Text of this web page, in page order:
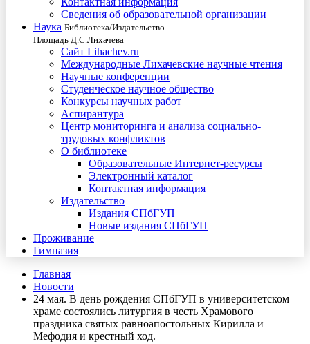
Сведения об образовательной организации
Наука Библиотека/Издательство
Площадь Д.С.Лихачева
Сайт Lihachev.ru
Международные Лихачевские научные чтения
Научные конференции
Студенческое научное общество
Конкурсы научных работ
Аспирантура
Центр мониторинга и анализа социально-
трудовых конфликтов
О библиотеке
Образовательные Интернет-ресурсы
Электронный каталог
Контактная информация
Издательство
Издания СПбГУП
Новые издания СПбГУП
Проживание
Гимназия
Главная
Новости
24 мая. В день рождения СПбГУП в университетском
храме состоялись литургия в честь Храмового
праздника святых равноапостольных Кирилла и
Мефодия и крестный ход.